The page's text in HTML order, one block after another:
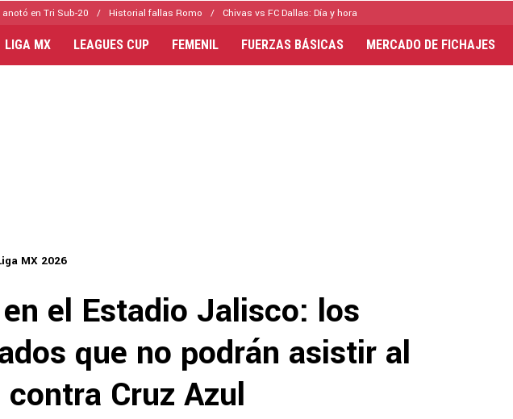
en Tri Sub-20 Historial fallas Romo Chivas vs FC Dallas: Día y hora
LIGA MX LEAGUES CUP FEMENIL FUERZAS BÁSICAS MERCADO DE FICHAJES
MX 2026
el Estadio Jalisco: los
que no podrán asistir al
Cruz Azul